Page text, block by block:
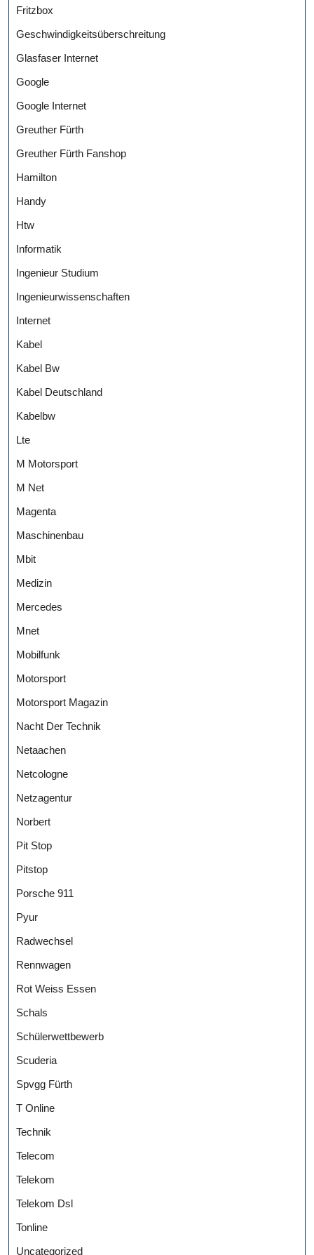
Fritzbox
Geschwindigkeitsüberschreitung
Glasfaser Internet
Google
Google Internet
Greuther Fürth
Greuther Fürth Fanshop
Hamilton
Handy
Htw
Informatik
Ingenieur Studium
Ingenieurwissenschaften
Internet
Kabel
Kabel Bw
Kabel Deutschland
Kabelbw
Lte
M Motorsport
M Net
Magenta
Maschinenbau
Mbit
Medizin
Mercedes
Mnet
Mobilfunk
Motorsport
Motorsport Magazin
Nacht Der Technik
Netaachen
Netcologne
Netzagentur
Norbert
Pit Stop
Pitstop
Porsche 911
Pyur
Radwechsel
Rennwagen
Rot Weiss Essen
Schals
Schülerwettbewerb
Scuderia
Spvgg Fürth
T Online
Technik
Telecom
Telekom
Telekom Dsl
Tonline
Uncategorized